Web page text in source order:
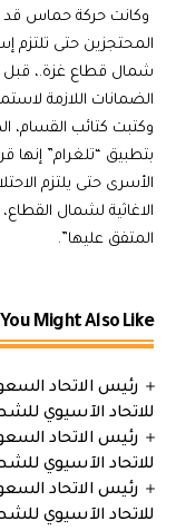
وكانت حركة حماس قد
المحتجزين حتى تلتزم
شمال قطاع غزة.، قبل
الضمانات اللازمة
وكتبت كتائب القسام،
بتطبيق “تلغرام” إنها
الأسرى حتى يلتزم
الاغاثية لشمال
المتفق عليها”.
You Might Also Like
رئيس الاتحاد
للاتحاد الآسيوي
رئيس الاتحاد
للاتحاد الآسيوي
رئيس الاتحاد
للاتحاد الآسيوي